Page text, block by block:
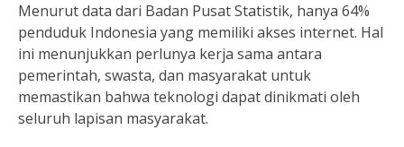
Menurut data dari Badan Pusat Statistik, hanya 64%
penduduk Indonesia yang memiliki akses internet. Hal
ini menunjukkan perlunya kerja sama antara
pemerintah, swasta, dan masyarakat untuk
memastikan bahwa teknologi dapat dinikmati oleh
seluruh lapisan masyarakat.